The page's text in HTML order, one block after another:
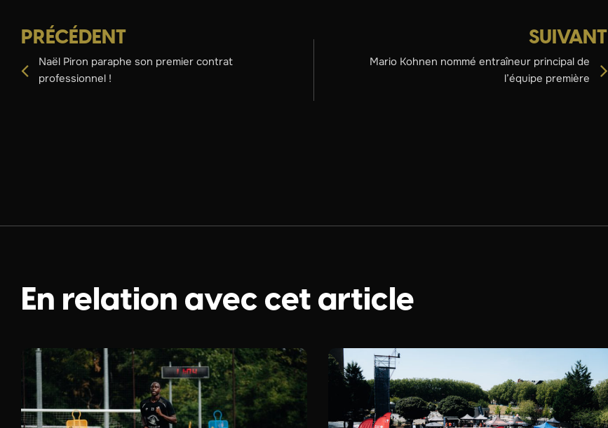
PRÉCÉDENT
Naël Piron paraphe son premier contrat
professionnel !
SUIVANT
Mario Kohnen nommé entraîneur principal de
l’équipe première
En relation avec cet article